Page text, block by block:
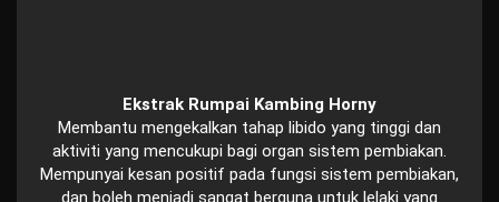
Ekstrak Rumpai Kambing Horny
Membantu mengekalkan tahap libido yang tinggi dan
aktiviti yang mencukupi bagi organ sistem pembiakan.
Mempunyai kesan positif pada fungsi sistem pembiakan,
dan boleh menjadi sangat berguna untuk lelaki yang